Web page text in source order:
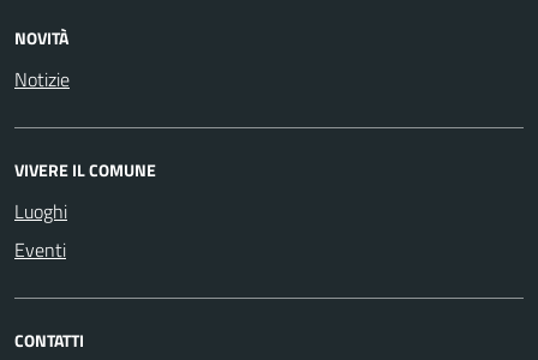
NOVITÀ
Notizie
VIVERE IL COMUNE
Luoghi
Eventi
CONTATTI